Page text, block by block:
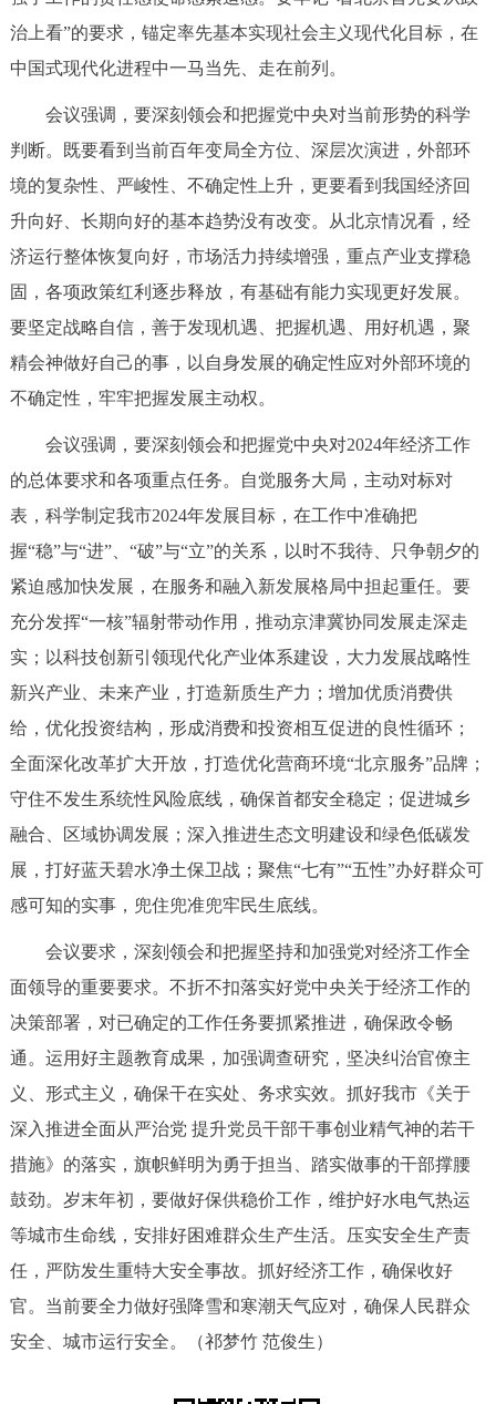
治上看”的要求，锚定率先基本实现社会主义现代化目标，在
中国式现代化进程中一马当先、走在前列。
会议强调，要深刻领会和把握党中央对当前形势的科学
判断。既要看到当前百年变局全方位、深层次演进，外部环
境的复杂性、严峻性、不确定性上升，更要看到我国经济回
升向好、长期向好的基本趋势没有改变。从北京情况看，经
济运行整体恢复向好，市场活力持续增强，重点产业支撑稳
固，各项政策红利逐步释放，有基础有能力实现更好发展。
要坚定战略自信，善于发现机遇、把握机遇、用好机遇，聚
精会神做好自己的事，以自身发展的确定性应对外部环境的
不确定性，牢牢把握发展主动权。
会议强调，要深刻领会和把握党中央对2024年经济工作
的总体要求和各项重点任务。自觉服务大局，主动对标对
表，科学制定我市2024年发展目标，在工作中准确把
握“稳”与“进”、“破”与“立”的关系，以时不我待、只争朝夕的
紧迫感加快发展，在服务和融入新发展格局中担起重任。要
充分发挥“一核”辐射带动作用，推动京津冀协同发展走深走
实；以科技创新引领现代化产业体系建设，大力发展战略性
新兴产业、未来产业，打造新质生产力；增加优质消费供
给，优化投资结构，形成消费和投资相互促进的良性循环；
全面深化改革扩大开放，打造优化营商环境“北京服务”品牌；
守住不发生系统性风险底线，确保首都安全稳定；促进城乡
融合、区域协调发展；深入推进生态文明建设和绿色低碳发
展，打好蓝天碧水净土保卫战；聚焦“七有”“五性”办好群众可
感可知的实事，兜住兜准兜牢民生底线。
会议要求，深刻领会和把握坚持和加强党对经济工作全
面领导的重要要求。不折不扣落实好党中央关于经济工作的
决策部署，对已确定的工作任务要抓紧推进，确保政令畅
通。运用好主题教育成果，加强调查研究，坚决纠治官僚主
义、形式主义，确保干在实处、务求实效。抓好我市《关于
深入推进全面从严治党 提升党员干部干事创业精气神的若干
措施》的落实，旗帜鲜明为勇于担当、踏实做事的干部撑腰
鼓劲。岁末年初，要做好保供稳价工作，维护好水电气热运
等城市生命线，安排好困难群众生产生活。压实安全生产责
任，严防发生重特大安全事故。抓好经济工作，确保收好
官。当前要全力做好强降雪和寒潮天气应对，确保人民群众
安全、城市运行安全。（祁梦竹 范俊生）